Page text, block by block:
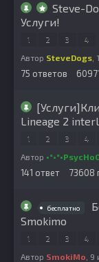
Steve-
Услуги!
1 2 3 4
Автор SteveDogs
75 ответов
Lineage 2
1 2 3 4
Автор
141 ответ 73608
бесплатно
Smokimo
1 2 3 4
Автор SmokiMo 9